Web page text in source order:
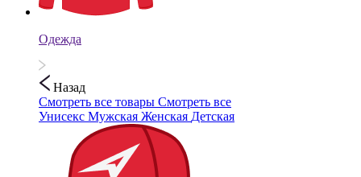
Одежда
Назад
Смотреть все товары Смотреть все
Унисекс Мужская Женская Детская